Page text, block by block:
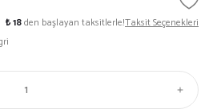
₺ 18den başlayan taksitlerle!Taksit Seçenekleri